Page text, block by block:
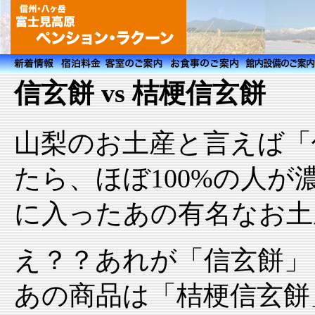
信玄餅 vs 桔梗信玄餅
山梨のお土産と言えば
たら、ほぼ100%の人が
に入ったあの有名なお
え？？あれが「信玄餅
あの商品は「桔梗信玄